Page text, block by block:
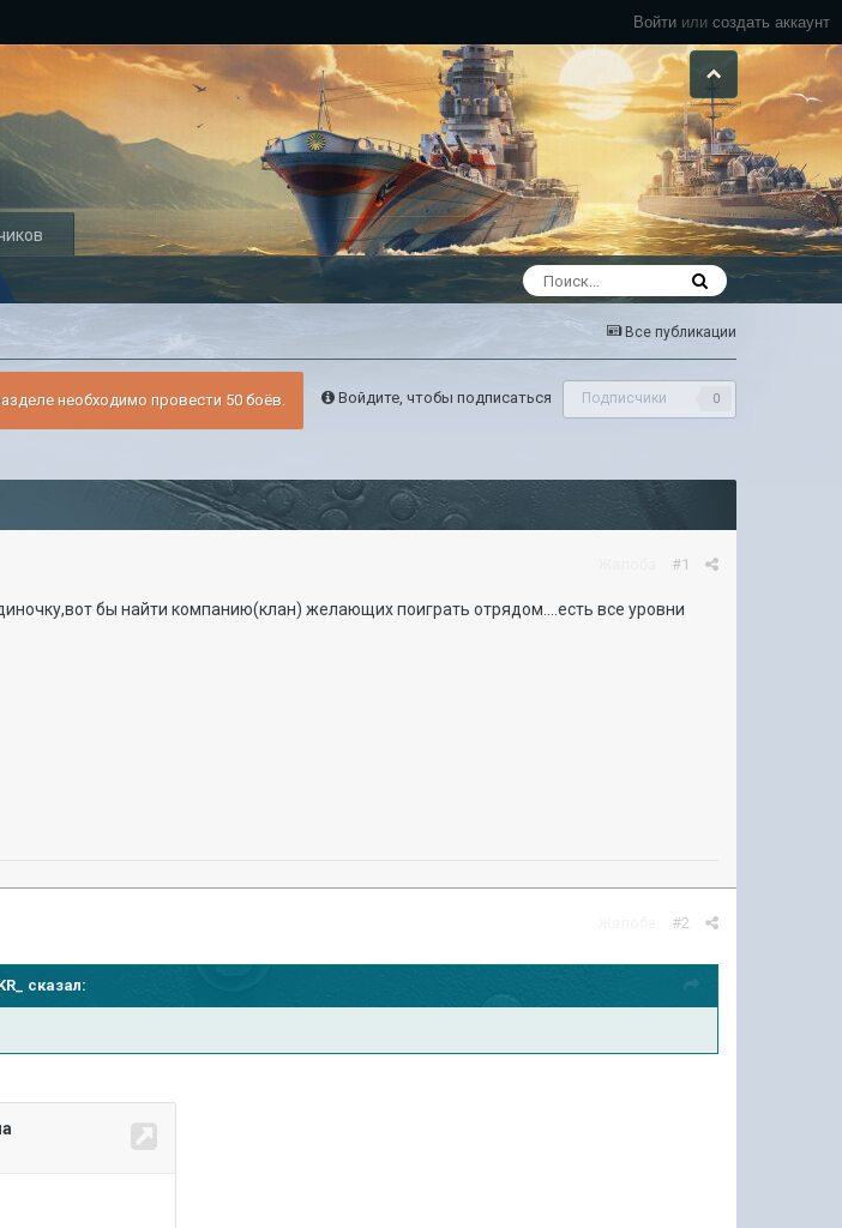
Войти или создать аккаунт
Все публикации
Войдите, чтобы подписаться Подписчики 0
необходимо провести 50 боёв.
#1
бы найти компанию(клан) желающих поиграть отрядом....есть все уровни
#2
сказал: